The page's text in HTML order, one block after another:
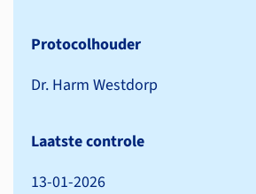
Protocolhouder
Dr. Harm Westdorp
Laatste controle
13-01-2026